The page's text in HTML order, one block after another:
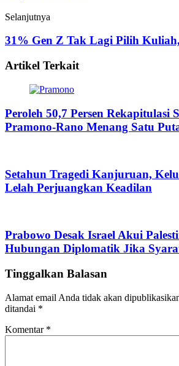
Selanjutnya
31% Gen Z Tak Lagi Pilih
Artikel Terkait
Peroleh 50,7 Persen Rekapitulasi
Pramono-Rano Menang Satu
Setahun Tragedi Kanjuruan,
Lelah Perjuangkan Keadilan
Prabowo Desak Israel Akui
Hubungan Diplomatik Jika
Tinggalkan Balasan
Alamat email Anda tidak akan
ditandai *
Komentar *